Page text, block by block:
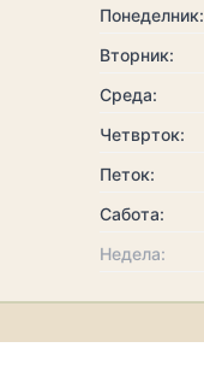
Понеделник:
Вторник:
Среда:
Четврток:
Петок:
Сабота:
Недела: